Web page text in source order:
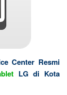
Center Resmi
LG di Kota